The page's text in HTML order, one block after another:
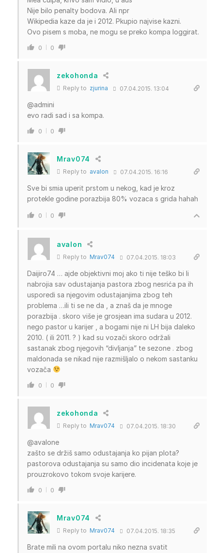
Nije bilo penalty bodova. Ali npr
Wikipedia kaze da je i 2012. Pkupio najvise kazni.
Ovo pisem s moba, ne mogu se preko kompa loggirat.
0 0
zekohonda
Reply to zjurina 07.04.2015. 13:04
@admini
evo radi sad i sa kompa.
0 0
Mrav074
Reply to avalon 07.04.2015. 16:16
Sve bi smia uperit prstom u nekog, kad je kroz
protekle godine porazbija 80% vozaca s grida hahah
0 0
avalon
Reply to Mrav074 07.04.2015. 18:03
Daijiro74 … ajde objektivni moj ako ti nije teško bi li
nabrojia sav odustajanja pastora zbog nesrića pa ih
usporedi sa njegovim odustajanjima zbog teh
problema …ili ti se ne da , a znaš da je mnoge
porazbija . skoro više je grosjean ima sudara u 2012.
nego pastor u karijer , a bogami nije ni LH bija daleko
2010. ( ili 2011. ? ) kad su vozači skoro održali
sastanak zbog njegovih “divljanja” te sezone . zbog
maldonada se nikad nije razmišljalo o nekom sastanku
vozača
0 0
zekohonda
Reply to Mrav074 07.04.2015. 18:30
@avalone
zašto se držiš samo odustajanja ko pijan plota?
pastorova odustajanja su samo dio incidenata koje je
prouzrokovo tokom svoje karijere.
0 0
Mrav074
Reply to Mrav074 07.04.2015. 18:35
Brate mili na ovom portalu niko nezna svatit